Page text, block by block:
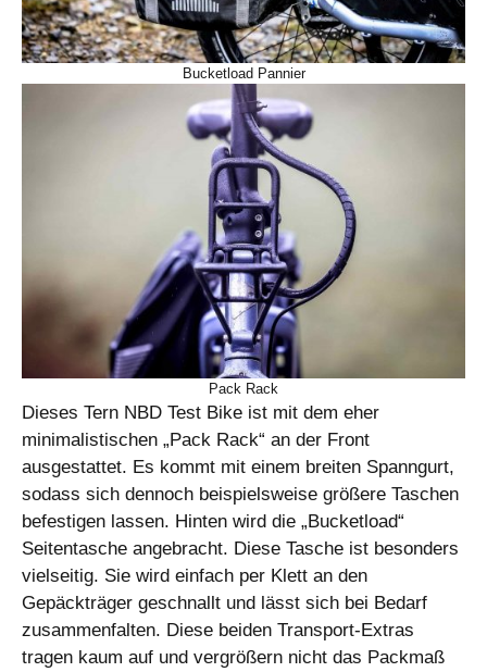
Bucketload Pannier
Pack Rack
Dieses Tern NBD Test Bike ist mit dem eher
minimalistischen „Pack Rack“ an der Front
ausgestattet. Es kommt mit einem breiten Spanngurt,
sodass sich dennoch beispielsweise größere Taschen
befestigen lassen. Hinten wird die „Bucketload“
Seitentasche angebracht. Diese Tasche ist besonders
vielseitig. Sie wird einfach per Klett an den
Gepäckträger geschnallt und lässt sich bei Bedarf
zusammenfalten. Diese beiden Transport-Extras
tragen kaum auf und vergrößern nicht das Packmaß